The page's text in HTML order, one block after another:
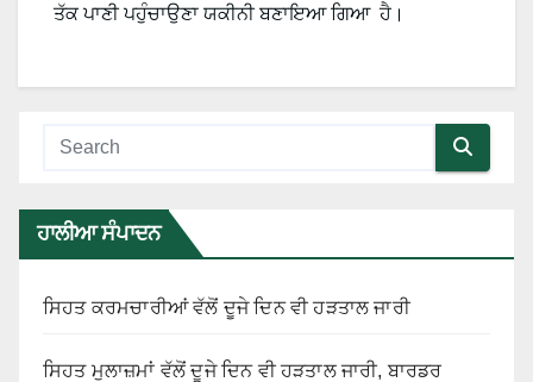
ਤੱਕ ਪਾਣੀ ਪਹੁੰਚਾਉਣਾ ਯਕੀਨੀ ਬਣਾਇਆ ਗਿਆ ਹੈ।
ਹਾਲੀਆ ਸੰਪਾਦਨ
ਸਿਹਤ ਕਰਮਚਾਰੀਆਂ ਵੱਲੋਂ ਦੂਜੇ ਦਿਨ ਵੀ ਹੜਤਾਲ ਜਾਰੀ
ਸਿਹਤ ਮੁਲਾਜ਼ਮਾਂ ਵੱਲੋਂ ਦੂਜੇ ਦਿਨ ਵੀ ਹੜਤਾਲ ਜਾਰੀ, ਬਾਰਡਰ